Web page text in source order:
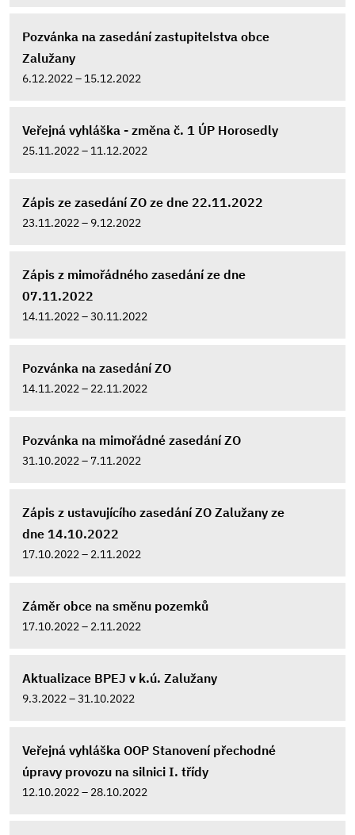
Pozvánka na zasedání zastupitelstva obce
Zalužany
6.12.2022 – 15.12.2022
Veřejná vyhláška - změna č. 1 ÚP Horosedly
25.11.2022 – 11.12.2022
Zápis ze zasedání ZO ze dne 22.11.2022
23.11.2022 – 9.12.2022
Zápis z mimořádného zasedání ze dne
07.11.2022
14.11.2022 – 30.11.2022
Pozvánka na zasedání ZO
14.11.2022 – 22.11.2022
Pozvánka na mimořádné zasedání ZO
31.10.2022 – 7.11.2022
Zápis z ustavujícího zasedání ZO Zalužany ze
dne 14.10.2022
17.10.2022 – 2.11.2022
Záměr obce na směnu pozemků
17.10.2022 – 2.11.2022
Aktualizace BPEJ v k.ú. Zalužany
9.3.2022 – 31.10.2022
Veřejná vyhláška OOP Stanovení přechodné
úpravy provozu na silnici I. třídy
12.10.2022 – 28.10.2022